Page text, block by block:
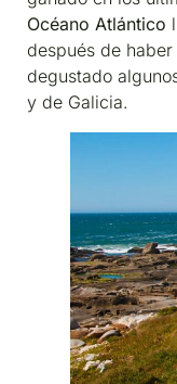
Océano Atlántico
después de
degustado
y de Galicia.